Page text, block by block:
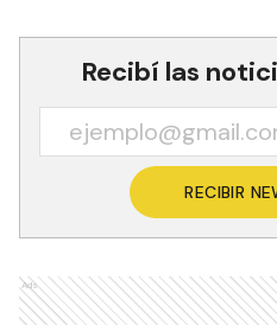
Recibí las
RECIBIR
Ads